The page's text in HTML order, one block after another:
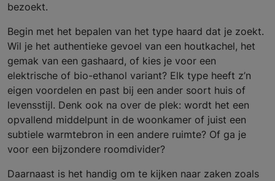
bezoekt.
Begin met het bepalen van het type haard dat je zoekt.
Wil je het authentieke gevoel van een houtkachel, het
gemak van een gashaard, of kies je voor een
elektrische of bio-ethanol variant? Elk type heeft z’n
eigen voordelen en past bij een ander soort huis of
levensstijl. Denk ook na over de plek: wordt het een
opvallend middelpunt in de woonkamer of juist een
subtiele warmtebron in een andere ruimte? Of ga je
voor een bijzondere roomdivider?
Daarnaast is het handig om te kijken naar zaken zoals